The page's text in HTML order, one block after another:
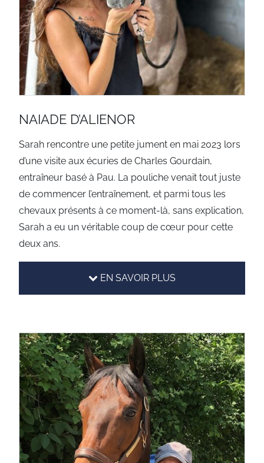
NAIADE D’ALIENOR
Sarah rencontre une petite jument en mai 2023 lors
d’une visite aux écuries de Charles Gourdain,
entraîneur basé à Pau. La pouliche venait tout juste
de commencer l’entraînement, et parmi tous les
chevaux présents à ce moment-là, sans explication,
Sarah a eu un véritable coup de cœur pour cette
deux ans.
EN SAVOIR PLUS